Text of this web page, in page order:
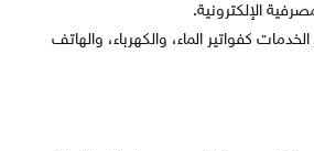
الإلكترونية.
كفواتير الماء، والكهرباء، والهاتف